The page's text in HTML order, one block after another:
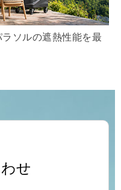
ソルの遮熱性能を最
せ